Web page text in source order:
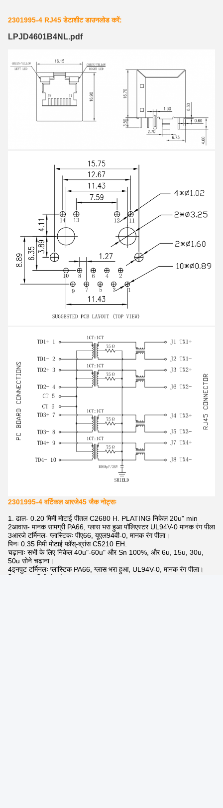
2301995-4 RJ45 डेटाशीट डाउनलोड करें:
LPJD4601B4NL.pdf
2301995-4 वर्टिकल आरजे45 जैक नोट्सः
1. ढाल- 0.20 मिमी मोटाई पीतल C2680 H. PLATING निकेल 20u" min
2आवास- मानक सामग्री PA66, ग्लास भरा हुआ पॉलिएस्टर UL94V-0 मानक रंग पीला
3आरजे टर्मिनल- प्लास्टिकः पीए66, यूएल94वी-0, मानक रंग पीला।
पिनः 0.35 मिमी मोटाई फॉस्-ब्रांस C5210 EH.
चढ़ानाः सभी के लिए निकेल 40u"-60u" और Sn 100%, और 6u, 15u, 30u,
50u सोने चढ़ाना।
4इनपुट टर्मिनलः प्लास्टिक PA66, ग्लास भरा हुआ, UL94V-0, मानक रंग पीला।